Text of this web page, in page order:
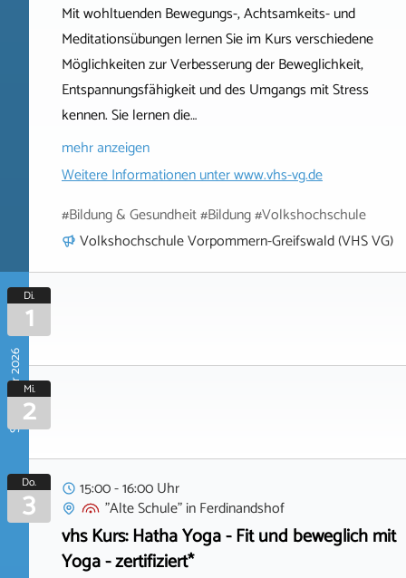
Mit wohltuenden Bewegungs-, Achtsamkeits- und
Meditationsübungen lernen Sie im Kurs verschiedene
Möglichkeiten zur Verbesserung der Beweglichkeit,
Entspannungsfähigkeit und des Umgangs mit Stress
kennen. Sie lernen die…
mehr anzeigen
Weitere Informationen unterwww.vhs-vg.de
#Bildung & Gesundheit #Bildung #Volkshochschule
Volkshochschule Vorpommern-Greifswald (VHS VG)
September 2026
Di.
1
Mi.
2
Do.
3
15:00 - 16:00 Uhr
"Alte Schule"inFerdinandshof
vhs Kurs: Hatha Yoga - Fit und beweglich mit
Yoga - zertifiziert*